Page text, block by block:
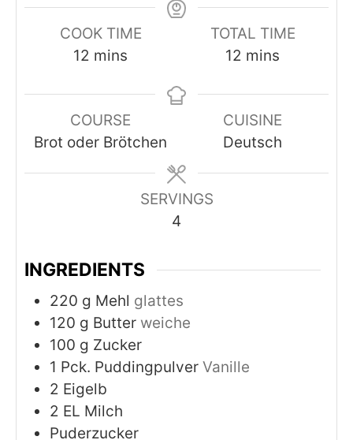
COOK TIME
12 minutes
mins
TOTAL TIME
12 minutes
mins
COURSE
Brot oder Brötchen
CUISINE
Deutsch
SERVINGS
4
INGREDIENTS
220 g Mehl glattes
120 g Butter weiche
100 g Zucker
1 Pck. Puddingpulver Vanille
2 Eigelb
2 EL Milch
Puderzucker